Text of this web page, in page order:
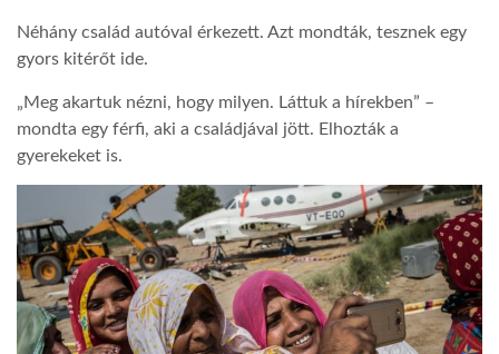
LINKTR.EE
GLOBOZSARU
DOBRAVERO.HU
LATIMO.HU
GLOBOBOOK
Néhány család autóval érkezett. Azt mondták, tesznek egy
gyors kitérőt ide.
„Meg akartuk nézni, hogy milyen. Láttuk a hírekben” –
mondta egy férfi, aki a családjával jött. Elhozták a
gyerekeket is.